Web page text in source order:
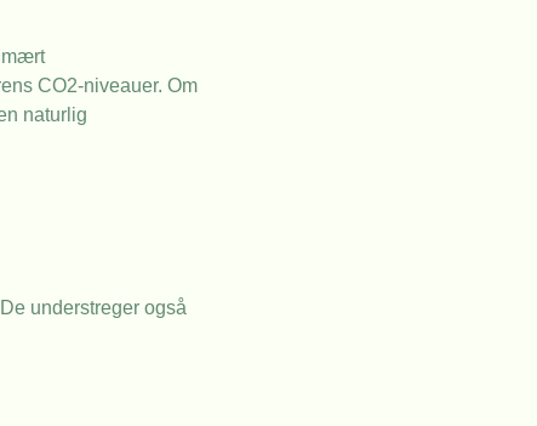
CO2-niveauer. Om
naturlig
understreger også